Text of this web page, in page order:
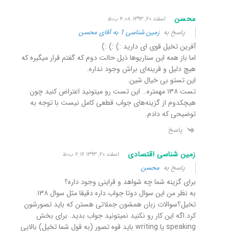
محسن اسفند ۲۰, ۱۳۹۳ ۴:۰۸ ب٫ظ
پاسخ بهزمین شناسی 1 به آقای محسن
آفرین تخیل قوی ای دارید :) :) :)
اما باز همه این سناریوها ذیل حالت دوم که گفتم قرار میگیره که
هیچ دلیل و قرینه‌ای براش وجود نداره.
این تستو بی خیال شین.
تست ۱۳۸ مهمتره… این تست رو میتونید اعتراض کنید چون
هیچکدوم از گزینه‌های جواب قطعی کامل نیست با توجه به
توضیحی که دادم.
پاسخ
زمین شناسی اقتصادی اسفند ۲۰, ۱۳۹۳ ۶:۱۲ ب٫ظ
پاسخ به محسن
برای گزینه شما چه شواهد و قراینی وجود داره؟
به نظر من این سوال دوتا جواب داره دقیقا مثل سوال ۱۳۸.
تخیل؟سوالات زبان همشون جملاتی هستن که باید تصورشون
کرد.اگه این کار رو نکنید نمیتونید جواب بدید. برای بخش
speaking یا writing باید قوه تصور (به قول شما تخیل) بالایی